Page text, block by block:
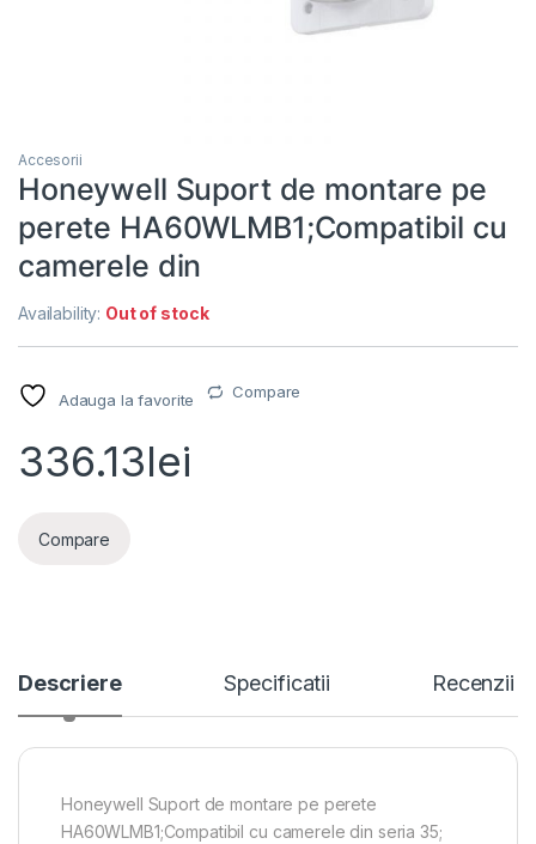
Accesorii
Honeywell Suport de montare pe
perete HA60WLMB1;Compatibil cu
camerele din
Availability: Out of stock
Adauga la favorite Compare
336.13lei
Compare
Descriere Specificatii Recenzii
Honeywell Suport de montare pe perete
HA60WLMB1;Compatibil cu camerele din seria 35;